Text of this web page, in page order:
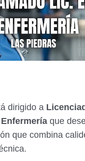
dirigido a
que
que combina